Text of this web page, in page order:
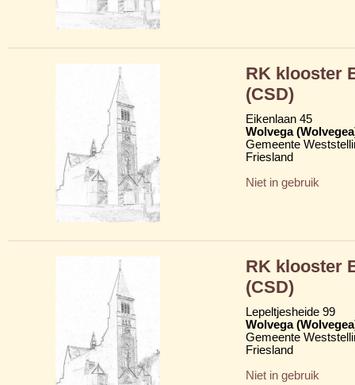
RK klooster
(CSD)
Eikenlaan 45
Wolvega
Gemeente
Friesland
Niet in gebruik
RK klooster
(CSD)
Lepeltjesheide 99
Wolvega
Gemeente
Friesland
Niet in gebruik